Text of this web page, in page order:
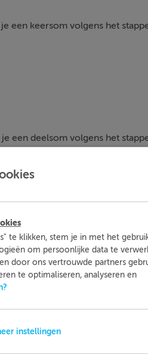
een keersom volgens het
een deelsom volgens het
leuke manier thuis extra
ben je beter voorbereid en
voor toetsen.
Probeer nu
te klikken, stem je in met het
om persoonlijke data te
door ons vertrouwde partners
te optimaliseren, analyseren en
instellingen